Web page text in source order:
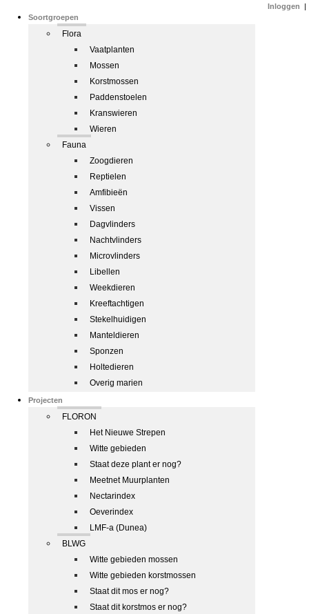
Soortgroepen
Flora
Vaatplanten
Mossen
Korstmossen
Paddenstoelen
Kranswieren
Wieren
Fauna
Zoogdieren
Reptielen
Amfibieën
Vissen
Dagvlinders
Nachtvlinders
Microvlinders
Libellen
Weekdieren
Kreeftachtigen
Stekelhuidigen
Manteldieren
Sponzen
Holtedieren
Overig marien
Projecten
FLORON
Het Nieuwe Strepen
Witte gebieden
Staat deze plant er nog?
Meetnet Muurplanten
Nectarindex
Oeverindex
LMF-a (Dunea)
BLWG
Witte gebieden mossen
Witte gebieden korstmossen
Staat dit mos er nog?
Staat dit korstmos er nog?
Inloggen |